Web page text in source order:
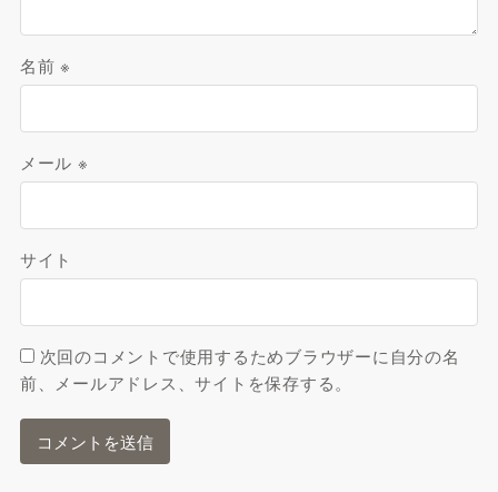
名前※
メール ※
サイト
次回のコメントで使用するためブラウザーに自分の名
前、メールアドレス、サイトを保存する。